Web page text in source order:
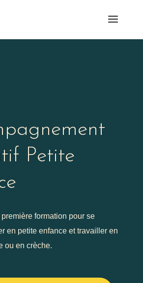
Petite
formation pour se
en petite enfance et travailler en
ou en crèche.